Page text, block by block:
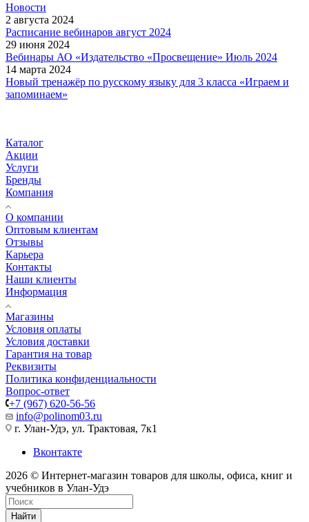
Новости
2 августа 2024
Расписание вебинаров август 2024
29 июня 2024
Вебинары АО «Издательство «Просвещение» Июль 2024
14 марта 2024
Новый тренажёр по русскому языку для 3 класса «Играем и
запоминаем»
Каталог
Акции
Услуги
Бренды
Компания
О компании
Оптовым клиентам
Отзывы
Карьера
Контакты
Наши клиенты
Информация
Магазины
Условия оплаты
Условия доставки
Гарантия на товар
Реквизиты
Политика конфиденциальности
Вопрос-ответ
+7 (967) 620-56-56
info@polinom03.ru
г. Улан-Удэ, ул. Трактовая, 7к1
Вконтакте
2026 © Интернет-магазин товаров для школы, офиса, книг и
учебников в Улан-Удэ
Найти